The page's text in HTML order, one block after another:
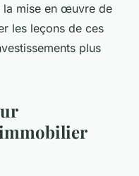
la mise en œuvre de
les leçons de ces
plus
immobilier